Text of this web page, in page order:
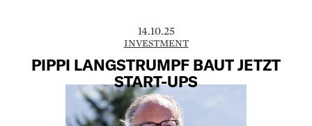
14.10.25
INVESTMENT
PIPPI LANGSTRUMPF BAUT JETZT
START-UPS